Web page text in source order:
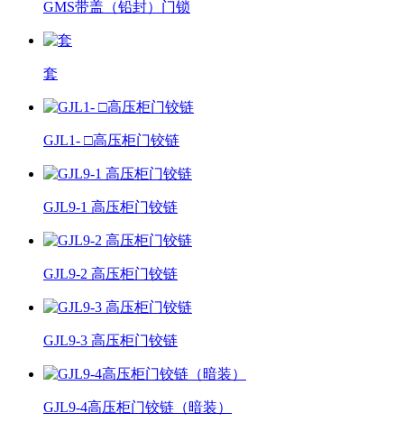
GMS带盖（铅封）门锁
套
GJL1- □高压柜门铰链
GJL9-1 高压柜门铰链
GJL9-2 高压柜门铰链
GJL9-3 高压柜门铰链
GJL9-4高压柜门铰链（暗装）